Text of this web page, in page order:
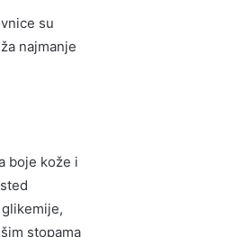
su
najmanje
boje kože i
stopama